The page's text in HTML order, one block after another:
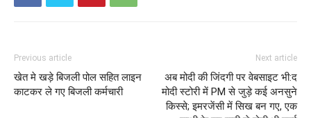
Previous article
खेत मे खड़े बिजली पोल सहित लाइन
काटकर ले गए बिजली कर्मचारी
Next article
अब मोदी की जिंदगी पर वेबसाइट भी:द
मोदी स्टोरी में PM से जुड़े कई अनसुने
किस्से; इमरजेंसी में सिख बन गए, एक